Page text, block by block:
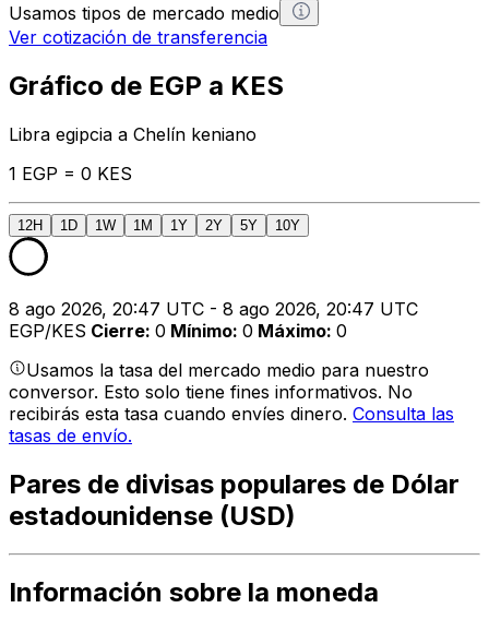
Usamos tipos de mercado medio
Ver cotización de transferencia
Gráfico de EGP a KES
Libra egipcia a Chelín keniano
1 EGP = 0 KES
12H 1D 1W 1M 1Y 2Y 5Y 10Y
8 ago 2026, 20:47 UTC - 8 ago 2026, 20:47 UTC
EGP/KES Cierre: 0 Mínimo: 0 Máximo: 0
Usamos la tasa del mercado medio para nuestro
conversor. Esto solo tiene fines informativos. No
recibirás esta tasa cuando envíes dinero. Consulta las
tasas de envío.
Pares de divisas populares de Dólar
estadounidense (USD)
Información sobre la moneda